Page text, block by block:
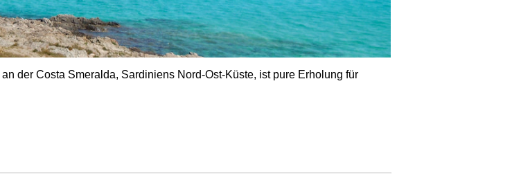
der Costa Smeralda, Sardiniens Nord-Ost-Küste, ist pure Erholung für